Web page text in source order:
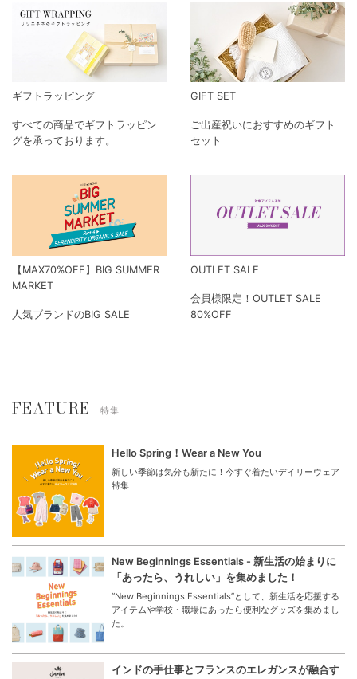
ギフトラッピング
すべての商品でギフトラッピン
グを承っております。
GIFT SET
ご出産祝いにおすすめのギフト
セット
【MAX70%OFF】BIG SUMMER
MARKET
人気ブランドのBIG SALE
OUTLET SALE
会員様限定！OUTLET SALE
80%OFF
FEATURE 特集
Hello Spring！Wear a New You
新しい季節は気分も新たに！今すぐ着たいデイリーウェア
特集
New Beginnings Essentials - 新生活の始まりに
「あったら、うれしい」を集めました！
“New Beginnings Essentials”として、新生活を応援する
アイテムや学校・職場にあったら便利なグッズを集めまし
た。
インドの手仕事とフランスのエレガンスが融合す